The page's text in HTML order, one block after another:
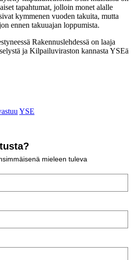
tapahtumat, jolloin monet alalle
kymmenen vuoden takuita, mutta
ennen takuuajan loppumista.
Rakennuslehdessä on laaja
ja Kilpailuviraston kannasta YSEä
YSE
mieleen tuleva